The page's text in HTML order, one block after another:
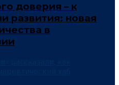
доверия – к
развития: новая
в